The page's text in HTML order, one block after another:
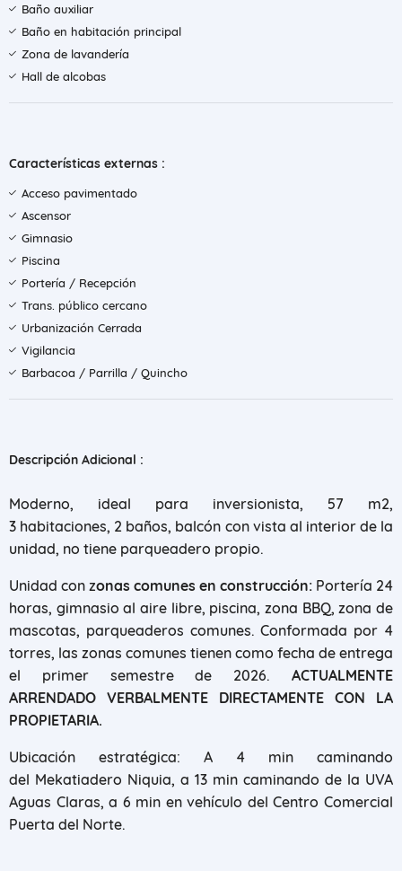
Baño auxiliar
Baño en habitación principal
Zona de lavandería
Hall de alcobas
Características externas :
Acceso pavimentado
Ascensor
Gimnasio
Piscina
Portería / Recepción
Trans. público cercano
Urbanización Cerrada
Vigilancia
Barbacoa / Parrilla / Quincho
Descripción Adicional :
Moderno, ideal para inversionista, 57 m2,
3 habitaciones, 2 baños, balcón con vista al interior de la
unidad, no tiene parqueadero propio.
Unidad con zonas comunes en construcción: Portería 24
horas, gimnasio al aire libre, piscina, zona BBQ, zona de
mascotas, parqueaderos comunes. Conformada por 4
torres, las zonas comunes tienen como fecha de entrega
el primer semestre de 2026. ACTUALMENTE
ARRENDADO VERBALMENTE DIRECTAMENTE CON LA
PROPIETARIA.
Ubicación estratégica: A 4 min caminando
del Mekatiadero Niquia, a 13 min caminando de la UVA
Aguas Claras, a 6 min en vehículo del Centro Comercial
Puerta del Norte.